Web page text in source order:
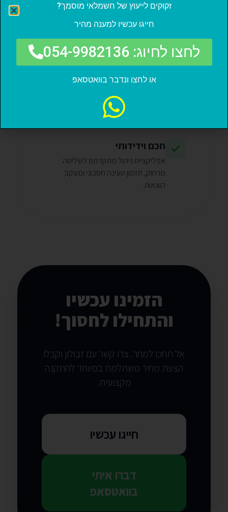
אמינות ללא פשרות
רציפה ובטוחה ללא תקלות.
עמידות בתקן IP65
ישראלית חזקה - מתאים להתקנה בכל
חכם וידידותי
אפליקציית ניהול מתקדמת לשליטה
מרחוק, תזמון טעינה חסכוני ומעקב
הוצאות.
הזמינו עכשיו
והתחילו לחסוך!
אל תחכו למחר. צרו קשר עם זבולון וקבלו
הצעת מחיר משתלמת במיוחד להתקנה
מקצועית.
חייגו עכשיו
דברו איתי
בוואטסאפ
זקוקים לייעוץ של חשמלאי מוסמך?
חייגו עכשיו למענה מהיר
לחצו לחיוג: 054-9982136
או לחצו ונדבר בוואטסאפ